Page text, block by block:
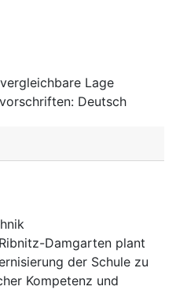
Lage
: Deutsch
Damgarten plant
der Schule zu
Kompetenz und